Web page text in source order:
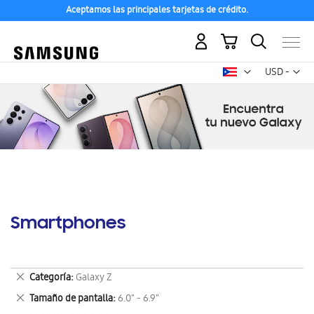
Aceptamos las principales tarjetas de crédito.
USD -
dólar
Mi carrito
Smartphones
Categoría Galaxy Z
Eliminar
este
artículo
Tamaño de pantalla 6.0" - 6.9"
Eliminar